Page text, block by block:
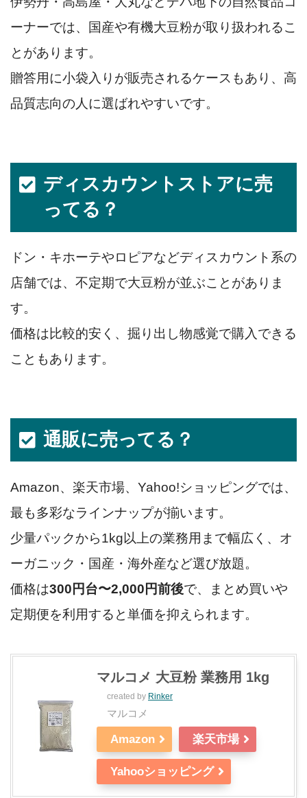
ーナーでは、国産や有機大豆粉が取り扱われるこ
とがあります。
贈答用に小袋入りが販売されるケースもあり、高
品質志向の人に選ばれやすいです。
ディスカウントストアに売
ってる？
ドン・キホーテやロピアなどディスカウント系の
店舗では、不定期で大豆粉が並ぶことがありま
す。
価格は比較的安く、掘り出し物感覚で購入できる
こともあります。
通販に売ってる？
Amazon、楽天市場、Yahoo!ショッピングでは、
最も多彩なラインナップが揃います。
少量パックから1kg以上の業務用まで幅広く、オ
ーガニック・国産・海外産など選び放題。
価格は300円台〜2,000円前後で、まとめ買いや
定期便を利用すると単価を抑えられます。
マルコメ 大豆粉 業務用 1kg
created by Rinker
マルコメ
Amazon 楽天市場
Yahooショッピング